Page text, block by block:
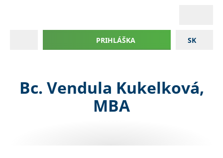
SK
PRIHLÁŠKA
Bc. Vendula Kukelková,
MBA